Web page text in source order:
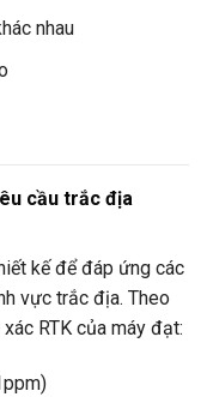
nhau
cầu trắc địa
kế để đáp ứng các
vực trắc địa. Theo
RTK của máy đạt: